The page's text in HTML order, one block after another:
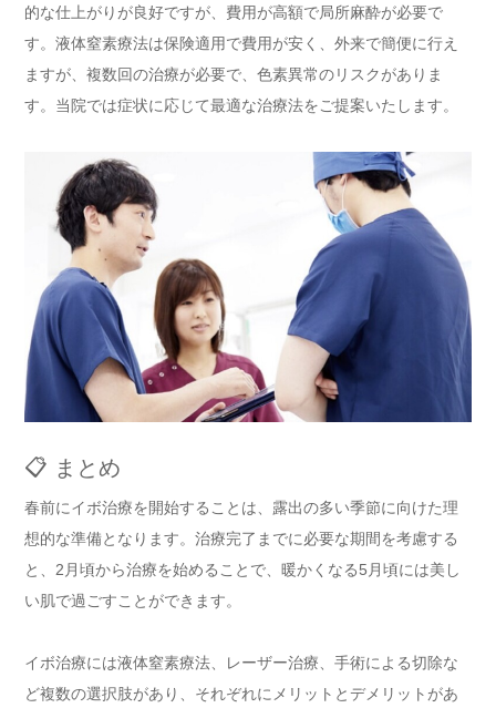
的な仕上がりが良好ですが、費用が高額で局所麻酔が必要で
す。液体窒素療法は保険適用で費用が安く、外来で簡便に行え
ますが、複数回の治療が必要で、色素異常のリスクがありま
す。当院では症状に応じて最適な治療法をご提案いたします。
📋 まとめ
春前にイボ治療を開始することは、露出の多い季節に向けた理
想的な準備となります。治療完了までに必要な期間を考慮する
と、2月頃から治療を始めることで、暖かくなる5月頃には美し
い肌で過ごすことができます。
イボ治療には液体窒素療法、レーザー治療、手術による切除な
ど複数の選択肢があり、それぞれにメリットとデメリットがあ